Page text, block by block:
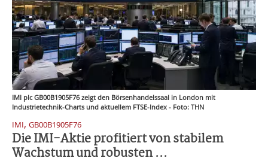
IMI plc GB00B1905F76 zeigt den Börsenhandelssaal in London mit
Industrietechnik-Charts und aktuellem FTSE-Index - Foto: THN
IMI, GB00B1905F76
Die IMI-Aktie profitiert von stabilem
Wachstum und robusten ...